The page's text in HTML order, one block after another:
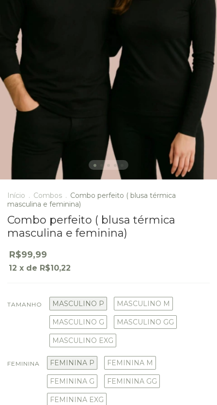
Início . Combos . Combo perfeito ( blusa térmica
masculina e feminina)
Combo perfeito ( blusa térmica
masculina e feminina)
R$99,99
12 x de R$10,22
TAMANHO MASCULINO P MASCULINO M
MASCULINO G MASCULINO GG
MASCULINO EXG
FEMININA FEMININA P FEMININA M
FEMININA G FEMININA GG
FEMININA EXG